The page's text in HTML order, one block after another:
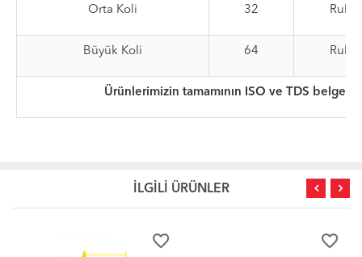
Orta Koli 32 Rulo
Büyük Koli 64 Rulo
Ürünlerimizin tamamının ISO ve TDS
İLGİLİ ÜRÜNLER
favorite_border favorite_border